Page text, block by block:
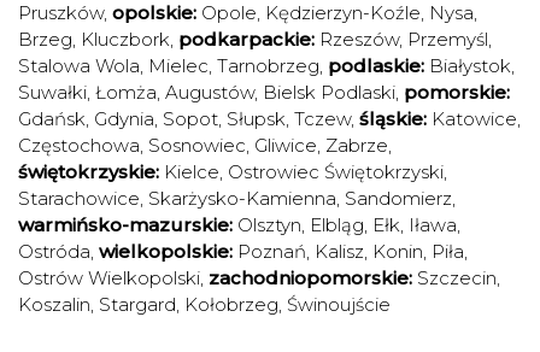
Pruszków, opolskie: Opole, Kędzierzyn-Koźle, Nysa,
Brzeg, Kluczbork, podkarpackie: Rzeszów, Przemyśl,
Stalowa Wola, Mielec, Tarnobrzeg, podlaskie: Białystok,
Suwałki, Łomża, Augustów, Bielsk Podlaski, pomorskie:
Gdańsk, Gdynia, Sopot, Słupsk, Tczew, śląskie: Katowice,
Częstochowa, Sosnowiec, Gliwice, Zabrze,
świętokrzyskie: Kielce, Ostrowiec Świętokrzyski,
Starachowice, Skarżysko-Kamienna, Sandomierz,
warmińsko-mazurskie: Olsztyn, Elbląg, Ełk, Iława,
Ostróda, wielkopolskie: Poznań, Kalisz, Konin, Piła,
Ostrów Wielkopolski, zachodniopomorskie: Szczecin,
Koszalin, Stargard, Kołobrzeg, Świnoujście